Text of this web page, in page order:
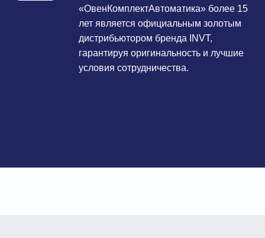
«ОвенКомплектАвтоматика» более 15
лет является официальным золотым
дистрибьютором бренда INVT,
гарантируя оригинальность и лучшие
условия сотрудничества.